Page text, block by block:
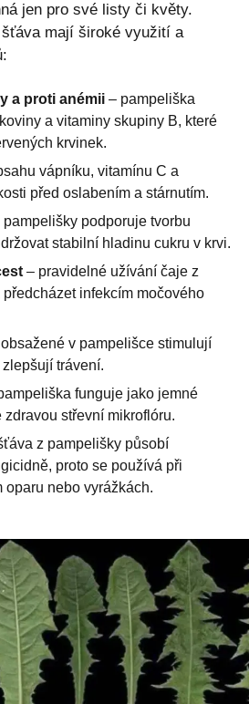
jen pro své listy či květy.
mají široké využití a
a proti anémii – pampeliška
a vitaminy skupiny B, které
krvinek.
vápníku, vitamínu C a
před oslabením a stárnutím.
podporuje tvorbu
stabilní hladinu cukru v krvi.
– pravidelné užívání čaje z
infekcím močového
v pampelišce stimulují
trávení.
funguje jako jemné
střevní mikroflóru.
z pampelišky působí
proto se používá při
oparu nebo vyrážkách.